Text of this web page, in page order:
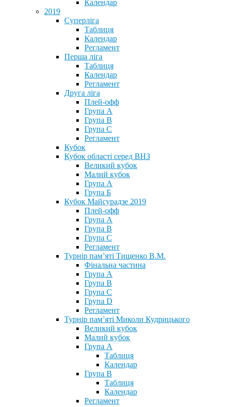
Календар
2019
Суперліга
Таблиця
Календар
Регламент
Перша ліга
Таблиця
Календар
Регламент
Друга ліга
Плей-офф
Група А
Група В
Група С
Регламент
Кубок
Кубок області серед ВНЗ
Великий кубок
Малий кубок
Група А
Група Б
Кубок Майсурадзе 2019
Плей-офф
Група А
Група В
Група С
Регламент
Турнір пам’яті Тищенко В.М.
Фінальна частина
Група А
Група В
Група С
Група D
Регламент
Турнір пам’яті Миколи Кудрицького
Великий кубок
Малий кубок
Група А
Таблиця
Календар
Група В
Таблиця
Календар
Регламент